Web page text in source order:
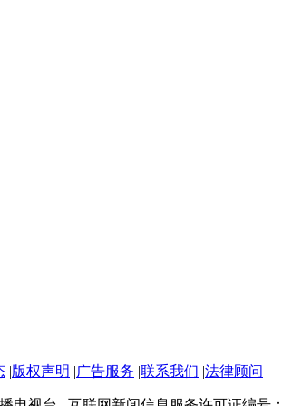
版权声明 广告服务 联系我们 法律顾问